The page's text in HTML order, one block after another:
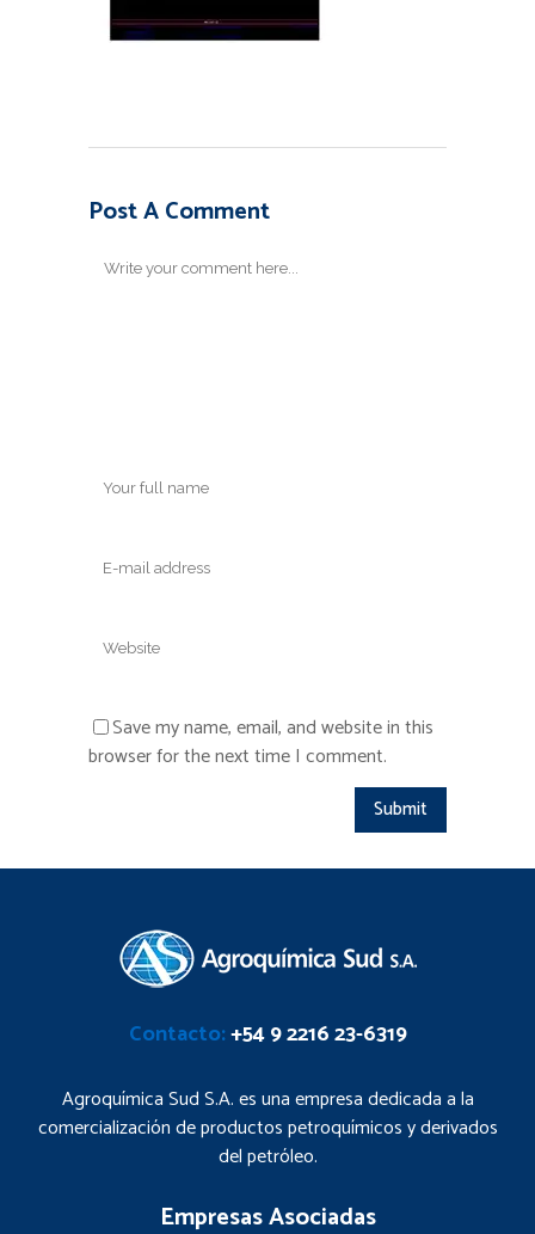
Post A Comment
Save my name, email, and website in this
browser for the next time I comment.
Contacto:+54 9 2216 23-6319
Agroquímica Sud S.A. es una empresa dedicada a la
comercialización de productos petroquímicos y derivados
del petróleo.
Empresas Asociadas